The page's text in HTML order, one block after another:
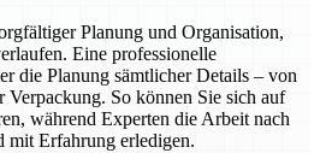
Planung und Organisation,
Eine professionelle
die Planung sämtlicher Details – von
Verpackung. So können Sie sich auf
während Experten die Arbeit nach
mit Erfahrung erledigen.